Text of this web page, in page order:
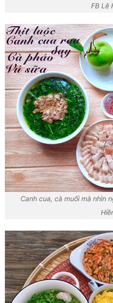
FB Lê
Canh cua, cà muối mà nhìn